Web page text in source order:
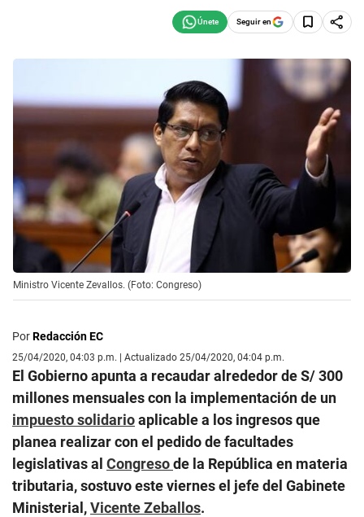
Seguir en
Ministro Vicente Zevallos. (Foto: Congreso)
PorRedacción EC
25/04/2020, 04:03 p.m. | Actualizado 25/04/2020, 04:04 p.m.
El Gobierno apunta a recaudar alrededor de S/ 300
millones mensuales con la implementación de un
impuesto solidarioaplicable a los ingresos que
planea realizar con el pedido de facultades
legislativas al Congresode la República en materia
tributaria, sostuvo este viernes el jefe del Gabinete
Ministerial,Vicente Zeballos.